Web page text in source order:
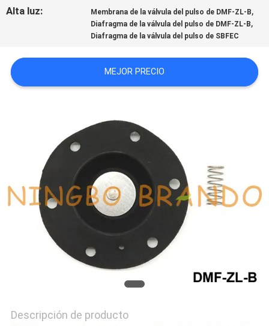
SOLICITAR
COMPANY
NEWS
SITIO
POLÍTICA
PRIVACIDAD
Alta luz: Membrana de la válvula del pulso de DMF-ZL-B,
Diafragma de la válvula del pulso de DMF-ZL-B,
Diafragma de la válvula del pulso de SBFEC
MEJOR PRECIO
Descripción de producto